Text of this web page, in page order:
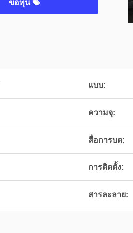
ขอทุน
แบบ:
ความจุ:
สื่อการบด:
การติดตั้ง:
สารละลาย: